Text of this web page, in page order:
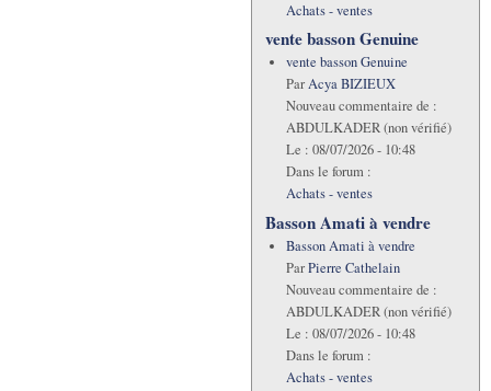
Achats - ventes
vente basson Genuine
vente basson Genuine
ParAcya BIZIEUX
Nouveau commentaire de :
ABDULKADER (non vérifié)
Le : 08/07/2026 - 10:48
Dans le forum :
Achats - ventes
Basson Amati à vendre
Basson Amati à vendre
ParPierre Cathelain
Nouveau commentaire de :
ABDULKADER (non vérifié)
Le : 08/07/2026 - 10:48
Dans le forum :
Achats - ventes